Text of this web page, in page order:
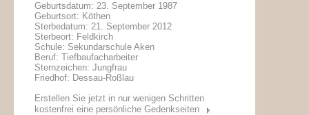
Geburtsdatum: 23. September 1987
Geburtsort: Köthen
Sterbedatum: 21. September 2012
Sterbeort: Feldkirch
Schule: Sekundarschule Aken
Beruf: Tiefbaufacharbeiter
Sternzeichen: Jungfrau
Friedhof: Dessau-Roßlau
Erstellen Sie jetzt in nur wenigen Schritten
kostenfrei eine persönliche Gedenkseiten